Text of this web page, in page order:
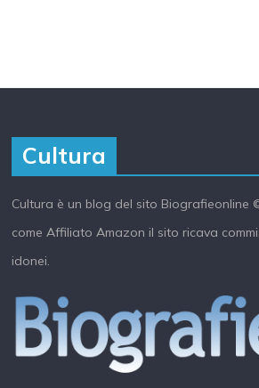
Cultura
Cultura è un blog del sito Biografieonline
come Affiliato Amazon il sito ricava
idonei.